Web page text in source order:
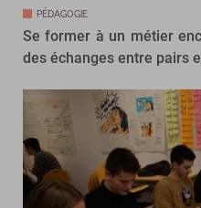
PÉDAGOGIE
Se former à un métier
des échanges entre pairs